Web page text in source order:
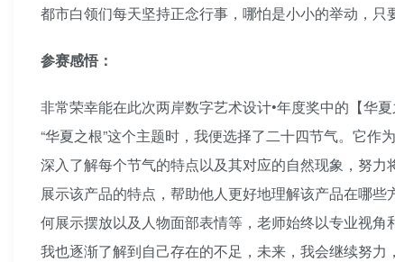
都市白领们每天坚持正念行事，哪怕是小小的举动，
参赛感悟：
非常荣幸能在此次两岸数字艺术设计•年度奖中的【华
“华夏之根”这个主题时，我便选择了二十四节气。它
深入了解每个节气的特点以及其对应的自然现象，努
展示该产品的特点，帮助他人更好地理解该产品在哪
何展示摆放以及人物面部表情等，老师始终以专业视
我也逐渐了解到自己存在的不足，未来，我会继续努